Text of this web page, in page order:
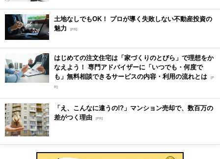
土地なしでもOK！ プロが導く失敗しない不動産投資の
魅力
[PR]
はじめての注文住宅は「家づくりのとびら」で理想をか
なえよう！ 専門アドバイザーに「いつでも・何度で
も」無料相談できるサービスの内容・利用の流れとは [P
R]
「え、こんなに違うの!?」マンション売却で、数百万の
差がつく理由 [PR]